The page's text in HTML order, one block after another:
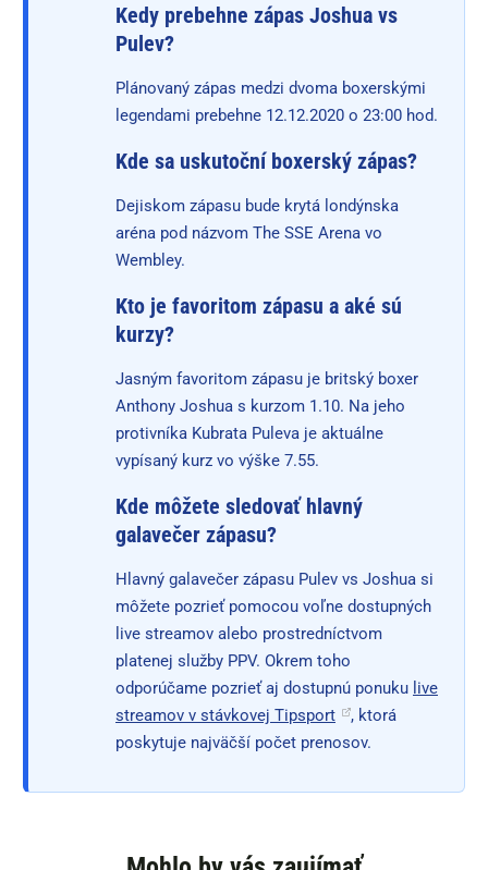
Kedy prebehne zápas Joshua vs
Pulev?
Plánovaný zápas medzi dvoma boxerskými
legendami prebehne 12.12.2020 o 23:00 hod.
Kde sa uskutoční boxerský zápas?
Dejiskom zápasu bude krytá londýnska
aréna pod názvom The SSE Arena vo
Wembley.
Kto je favoritom zápasu a aké sú
kurzy?
Jasným favoritom zápasu je britský boxer
Anthony Joshua s kurzom 1.10. Na jeho
protivníka Kubrata Puleva je aktuálne
vypísaný kurz vo výške 7.55.
Kde môžete sledovať hlavný
galavečer zápasu?
Hlavný galavečer zápasu Pulev vs Joshua si
môžete pozrieť pomocou voľne dostupných
live streamov alebo prostredníctvom
platenej služby PPV. Okrem toho
odporúčame pozrieť aj dostupnú ponuku live
streamov v stávkovej Tipsport
, ktorá
poskytuje najväčší počet prenosov.